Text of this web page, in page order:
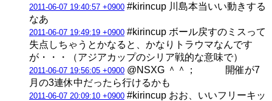
2011-06-07 19:40:57 +0900 #kirincup 川島本当いい動きする
なあ
2011-06-07 19:49:19 +0900 #kirincup ボール戻すのミスって
失点しちゃうとかなると、かなりトラウマなんです
が・・・（アジアカップのシリア戦的な意味で）
2011-06-07 19:56:05 +0900 @NSXG ＾＾； 開催が7
月の3連休中だったら行けるかも
2011-06-07 20:09:10 +0900 #kirincup おお、いいフリーキッ